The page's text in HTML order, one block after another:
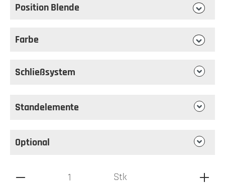
Position Blende
Farbe
Schließsystem
Standelemente
Optional
Produkt Anzahl: Gib den gewünschten Wert ein oder
Stk